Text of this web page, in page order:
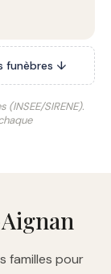
funèbres ↓
SIRENE).
familles pour